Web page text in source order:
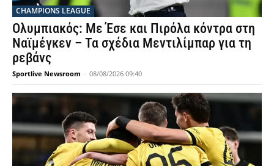
CHAMPIONS LEAGUE
Ολυμπιακός: Με Έσε και Πιρόλα κόντρα στη
Ναϊμέγκεν – Τα σχέδια Μεντιλίμπαρ για τη
ρεβάνς
Sportlive Newsroom - 08/08/2026 09:40